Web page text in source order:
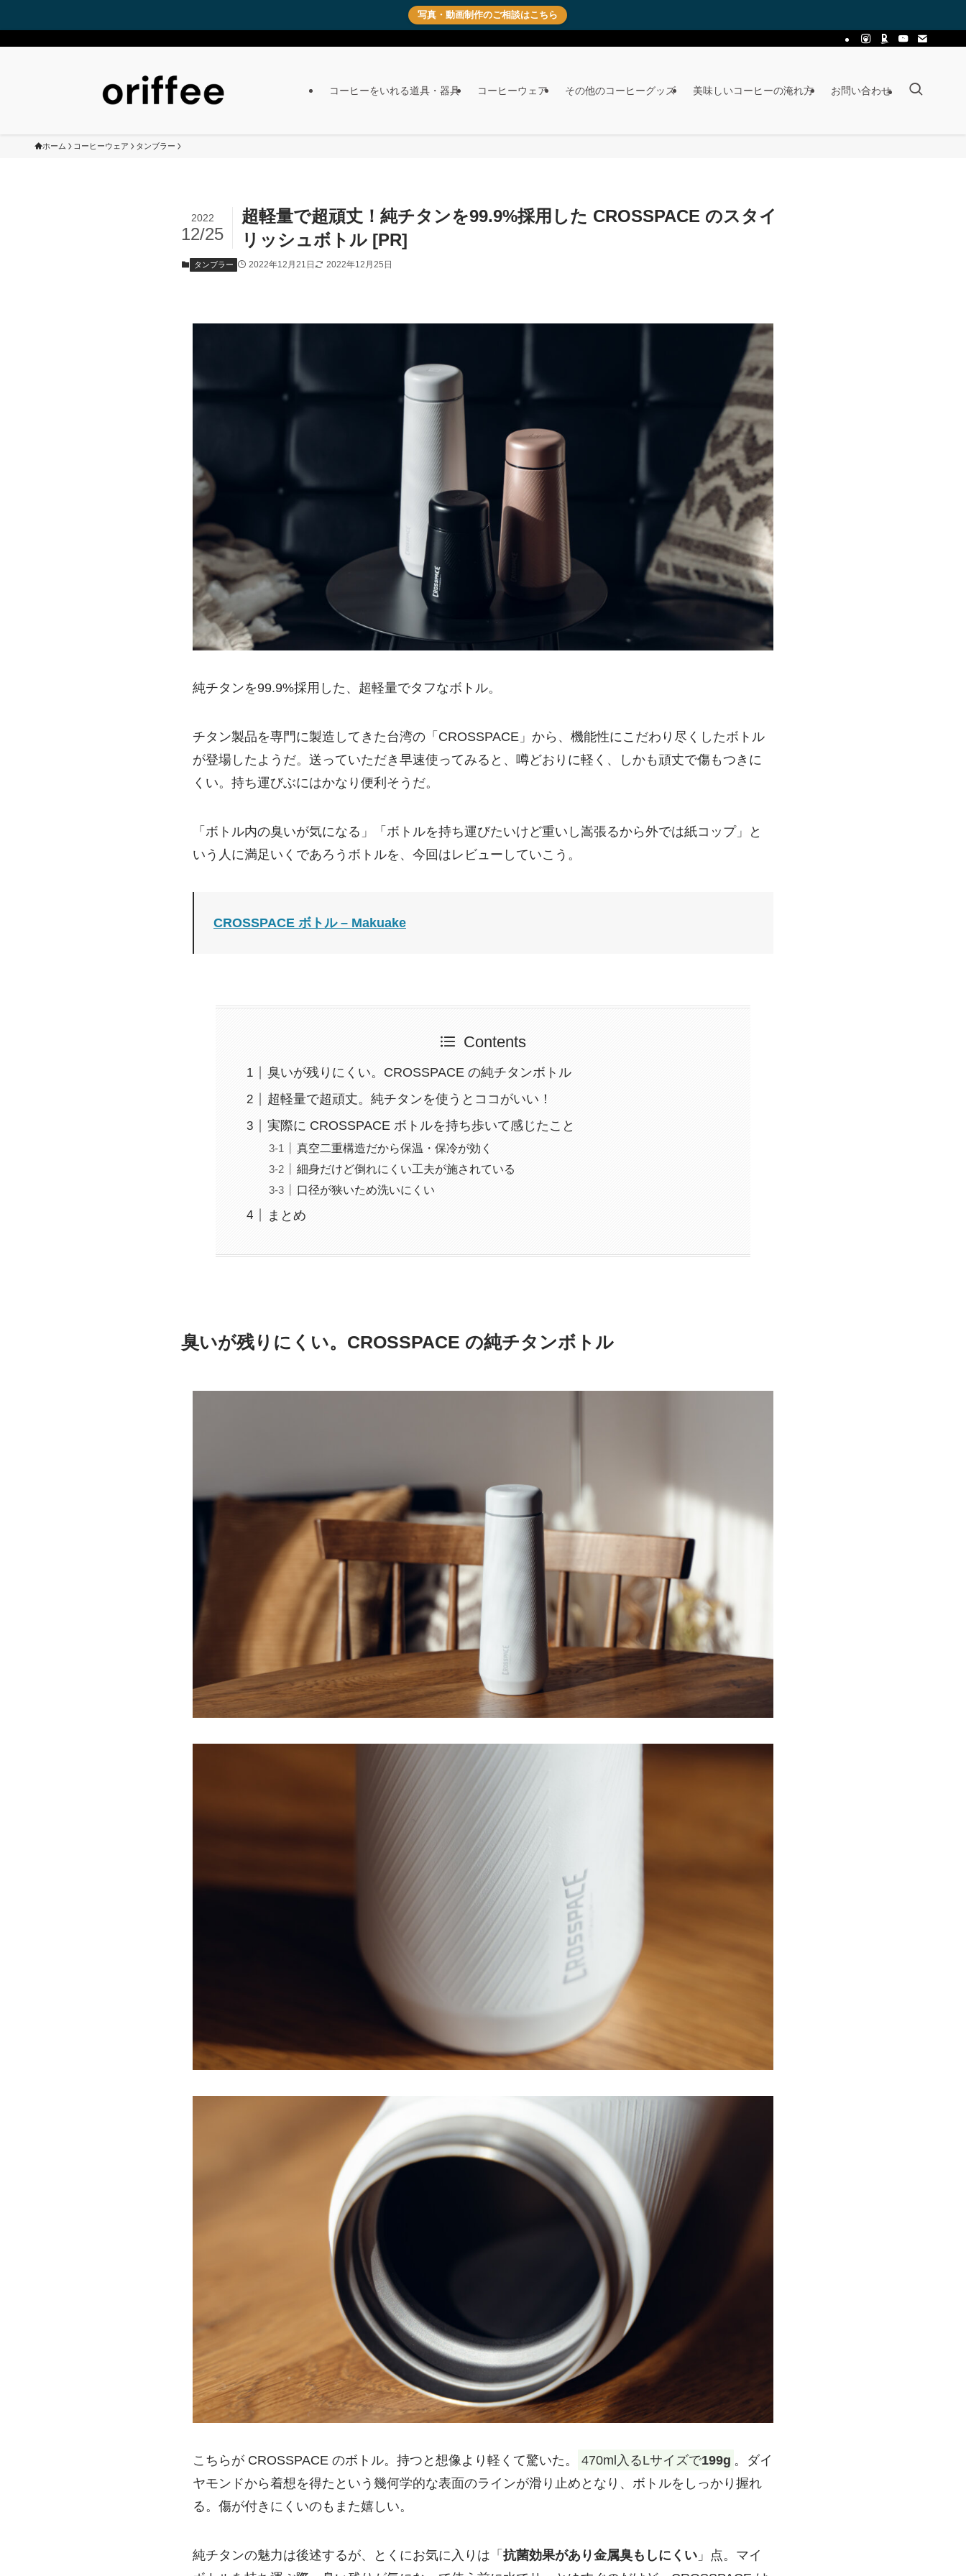
写真・動画制作のご相談はこちら
コーヒーをいれる道具・器具 コーヒーウェア その他のコーヒーグッズ 美味しいコーヒーの淹れ方 お問い合わせ
ホーム コーヒーウェア タンブラー
超軽量で超頑丈！純チタンを99.9%採用した CROSSPACE のスタイ
リッシュボトル [PR]
2022
12/25
タンブラー 2022年12月21日 2022年12月25日
純チタンを99.9%採用した、超軽量でタフなボトル。
チタン製品を専門に製造してきた台湾の「CROSSPACE」から、機能性にこだわり尽くしたボトル
が登場したようだ。送っていただき早速使ってみると、噂どおりに軽く、しかも頑丈で傷もつきに
くい。持ち運びぶにはかなり便利そうだ。
「ボトル内の臭いが気になる」「ボトルを持ち運びたいけど重いし嵩張るから外では紙コップ」と
いう人に満足いくであろうボトルを、今回はレビューしていこう。
CROSSPACE ボトル – Makuake
Contents
臭いが残りにくい。CROSSPACE の純チタンボトル
超軽量で超頑丈。純チタンを使うとココがいい！
実際に CROSSPACE ボトルを持ち歩いて感じたこと
真空二重構造だから保温・保冷が効く
細身だけど倒れにくい工夫が施されている
口径が狭いため洗いにくい
まとめ
臭いが残りにくい。CROSSPACE の純チタンボトル
こちらが CROSSPACE のボトル。持つと想像より軽くて驚いた。 470ml入るLサイズで199g 。ダイ
ヤモンドから着想を得たという幾何学的な表面のラインが滑り止めとなり、ボトルをしっかり握れ
る。傷が付きにくいのもまた嬉しい。
純チタンの魅力は後述するが、とくにお気に入りは「 抗菌効果があり金属臭もしにくい 」点。マイ